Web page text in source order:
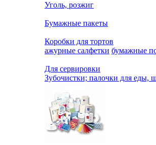
Уголь, розжиг
Бумажные пакеты
Коробки для тортов
ажурные салфетки бумажные
Для сервировки
Зубочистки; палочки для еды,